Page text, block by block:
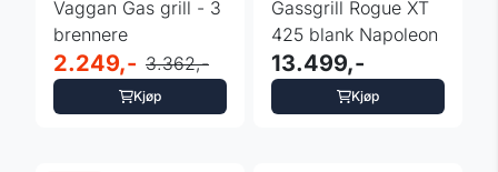
Vaggan Gas grill - 3
brennere
2.249,- 3.362,-
Kjøp
Gassgrill Rogue XT
425 blank Napoleon
13.499,-
Kjøp